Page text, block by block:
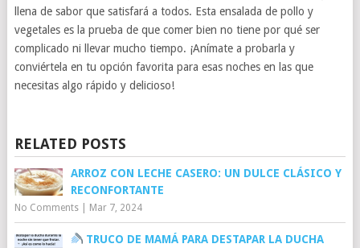
llena de sabor que satisfará a todos. Esta ensalada de pollo y
vegetales es la prueba de que comer bien no tiene por qué ser
complicado ni llevar mucho tiempo. ¡Anímate a probarla y
conviértela en tu opción favorita para esas noches en las que
necesitas algo rápido y delicioso!
RELATED POSTS
ARROZ CON LECHE CASERO: UN DULCE CLÁSICO Y
RECONFORTANTE
No Comments| Mar 7, 2024
TRUCO DE MAMÁ PARA DESTAPAR LA DUCHA